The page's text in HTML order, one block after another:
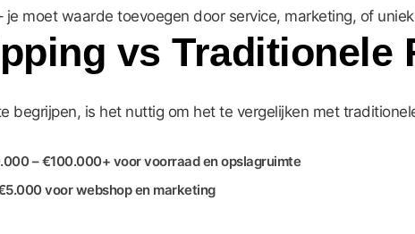
moet waarde toevoegen door service, marketing, of
vs Traditionele
begrijpen, is het nuttig om het te vergelijken met
– €100.000+ voor voorraad en opslagruimte
voor webshop en marketing